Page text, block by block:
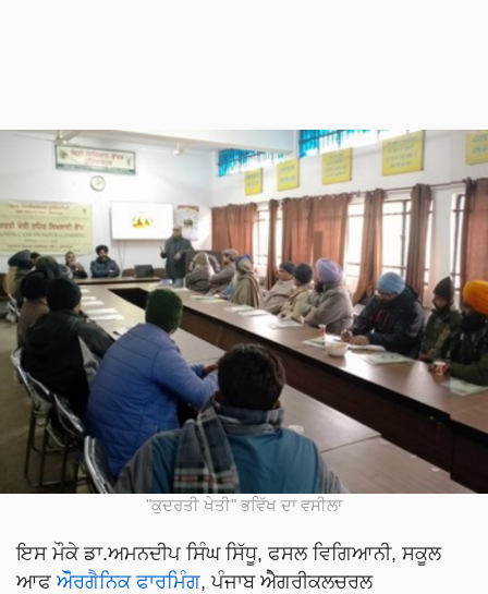
"ਕੁਦਰਤੀ ਖੇਤੀ" ਭਵਿੱਖ ਦਾ ਵਸੀਲਾ
ਇਸ ਮੌਕੇ ਡਾ.ਅਮਨਦੀਪ ਸਿੰਘ ਸਿੱਧੂ, ਫਸਲ ਵਿਗਿਆਨੀ, ਸਕੂਲ
ਆਫ ਅੋੌਰਗੈਨਿਕ ਫਾਰਮਿੰਗ, ਪੰਜਾਬ ਐੇਗਰੀਕਲਚਰਲ